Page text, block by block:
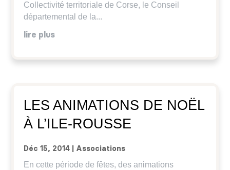
Collectivité territoriale de Corse, le Conseil
départemental de la...
lire plus
LES ANIMATIONS DE NOËL
À L’ILE-ROUSSE
Déc 15, 2014 Associations
En cette période de fêtes, des animations